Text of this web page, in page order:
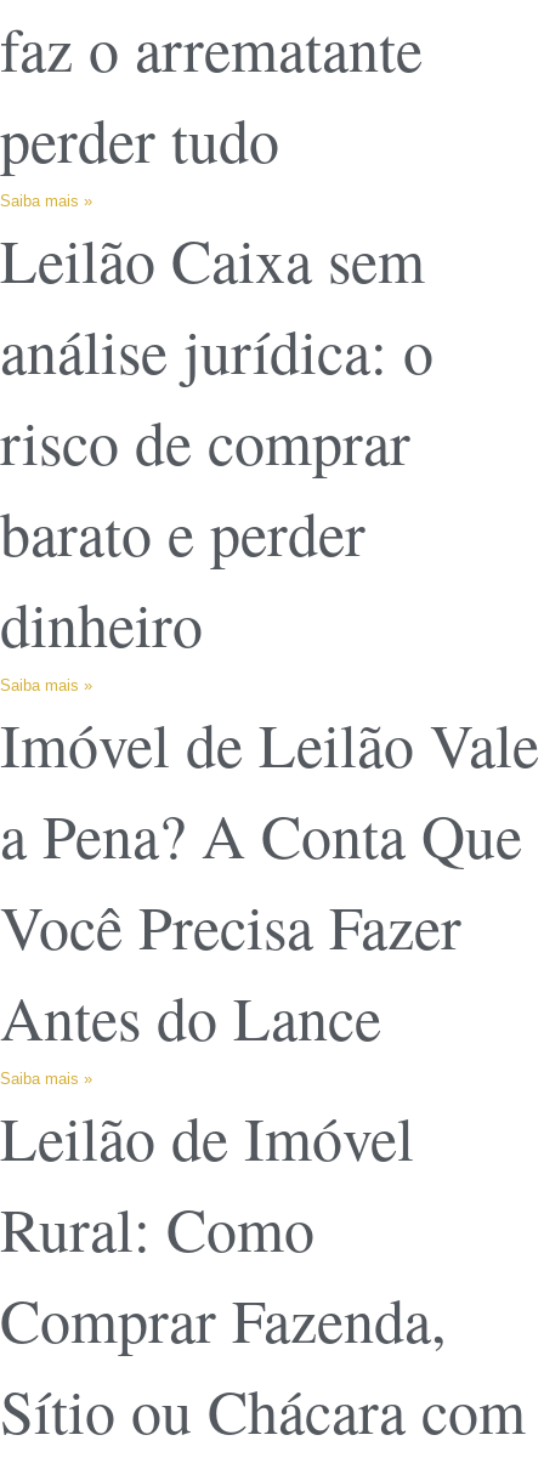
faz o arrematante
perder tudo
Saiba mais »
Leilão Caixa sem
análise jurídica: o
risco de comprar
barato e perder
dinheiro
Saiba mais »
Imóvel de Leilão Vale
a Pena? A Conta Que
Você Precisa Fazer
Antes do Lance
Saiba mais »
Leilão de Imóvel
Rural: Como
Comprar Fazenda,
Sítio ou Chácara com